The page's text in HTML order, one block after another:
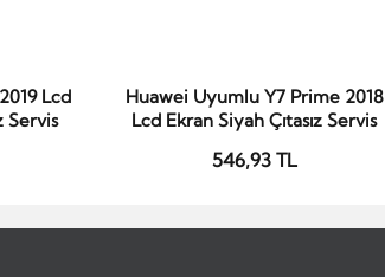
Lcd
Servis
Sepete Ekle
Huawei Uyumlu Y7 Prime 2018
Lcd Ekran Siyah Çıtasız Servis
546,93 TL